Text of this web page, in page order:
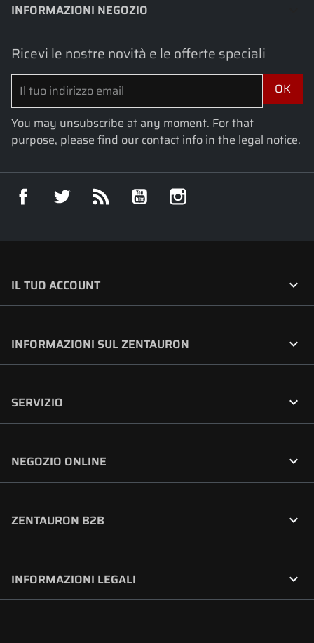
INFORMAZIONI NEGOZIO
Ricevi le nostre novità e le offerte speciali
You may unsubscribe at any moment. For that
purpose, please find our contact info in the legal notice.
Facebook Twitter YouTube
IL TUO ACCOUNT 
INFORMAZIONI SUL ZENTAURON 
SERVIZIO 
NEGOZIO ONLINE 
ZENTAURON B2B 
INFORMAZIONI LEGALI 